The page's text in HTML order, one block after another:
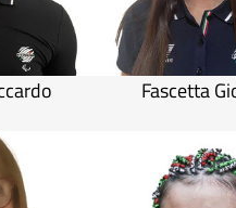
Fascetta